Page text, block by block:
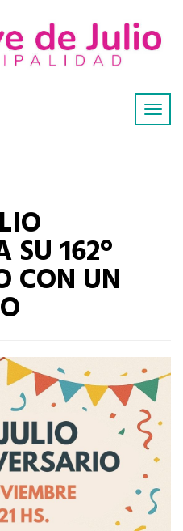
SU 162°
CON UN